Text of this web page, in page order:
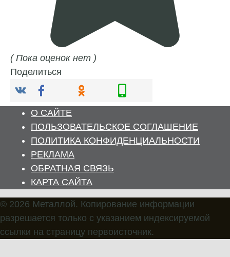
( Пока оценок нет )
Поделиться
О САЙТЕ
ПОЛЬЗОВАТЕЛЬСКОЕ СОГЛАШЕНИЕ
ПОЛИТИКА КОНФИДЕНЦИАЛЬНОСТИ
РЕКЛАМА
ОБРАТНАЯ СВЯЗЬ
КАРТА САЙТА
© 2026 Металлой. Копирование информации
разрешается только с указанием индексируемой
ссылки на страницу первоисточник.